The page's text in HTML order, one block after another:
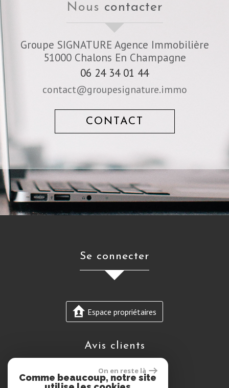
nous contacter
Groupe SIGNATURE Agence Immobilière
51000 Chalons En Champagne
06 24 34 01 44
contact@groupesignature.immo
CONTACT
se connecter
Espace propriétaires
avis clients
On en reste là
Comme beaucoup, notre site